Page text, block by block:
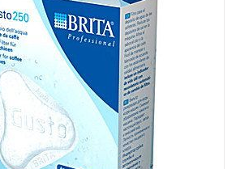
DETAILS